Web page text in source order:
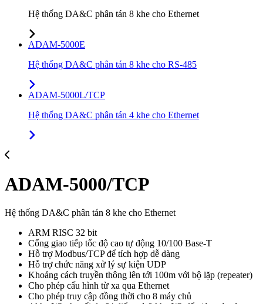
Hệ thống DA&C phân tán 8 khe cho Ethernet
ADAM-5000E
Hệ thống DA&C phân tán 8 khe cho RS-485
ADAM-5000L/TCP
Hệ thống DA&C phân tán 4 khe cho Ethernet
ADAM-5000/TCP
Hệ thống DA&C phân tán 8 khe cho Ethernet
ARM RISC 32 bit
Cổng giao tiếp tốc độ cao tự động 10/100 Base-T
Hỗ trợ Modbus/TCP để tích hợp dễ dàng
Hỗ trợ chức năng xử lý sự kiện UDP
Khoảng cách truyền thông lên tới 100m với bộ lặp (repeater)
Cho phép cấu hình từ xa qua Ethernet
Cho phép truy cập đồng thời cho 8 máy chủ